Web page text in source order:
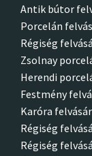
Antik bútor
Porcelán
Régiség
Zsolnay
Herendi
Festmény
Karóra
Régiség
Régiség